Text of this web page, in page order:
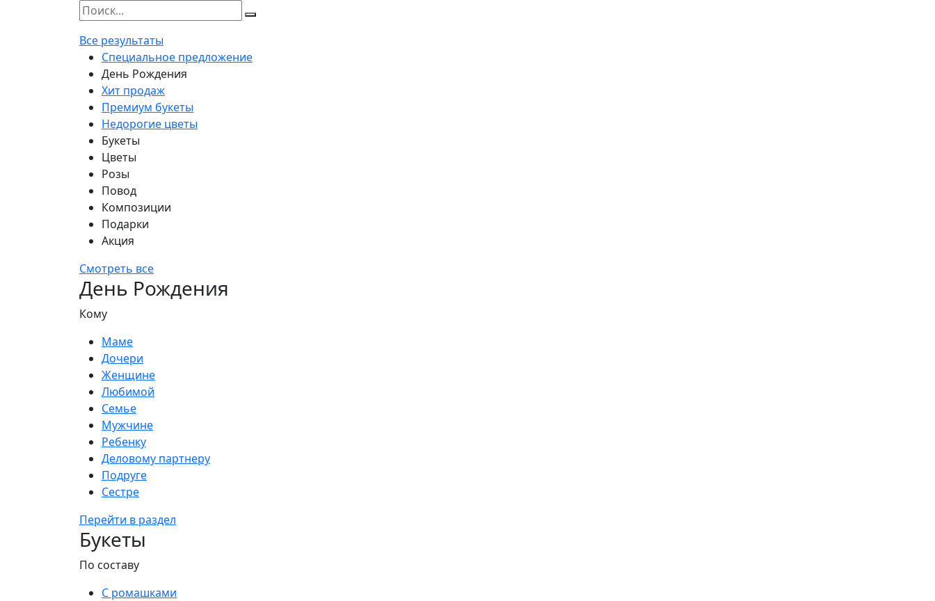
Все результаты
Специальное предложение
День Рождения
Хит продаж
Премиум букеты
Недорогие цветы
Букеты
Цветы
Розы
Повод
Композиции
Подарки
Акция
Смотреть все
День Рождения
Кому
Маме
Дочери
Женщине
Любимой
Семье
Мужчине
Ребенку
Деловому партнеру
Подруге
Сестре
Перейти в раздел
Букеты
По составу
С ромашками